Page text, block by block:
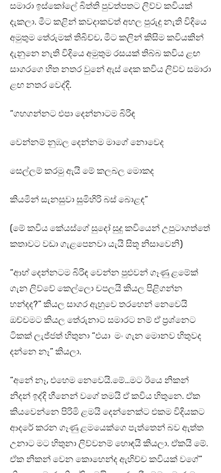
සමාරා ඉස්කෝලේ බිත්ති පුවත්පතට ලිව්ව කවියක්
දැකලා. මීට කළින් කවදාකවත් අහල පුරුදු නැති විදියෙ
අමුතුම තේරුමක් තිබිච්ච, මීට කලින් කිසිම කවියකින්
දැනුනෙ නැති විදියෙ අමුතුම රසයක් තිබ්බ කවිය ළඟ
සාගරගෙ හිත නතර වුනේ ඇස් දෙක කවිය ලිව්ව සමාරා
ළඟ නතර වෙද්දි.
“ගහගන්නට එපා දෙන්නාටම බිරිඳ
වෙන්නම් නුඹල දෙන්නම මාගේ නොවෙද
සෙල්ලම් කරමු ඇයි මේ කලබල මොකද
කියමින් සැනසුවා සුමිහිරි බස් බොළඳ”
(මේ කවිය කේයස්ගේ සුදෝ සුදු කවියෙන් උපුටාගත්තේ
කතාවට වඩා ගැළපෙනවා යැයි සිතූ නිසාවෙනි)
“ආහ් දෙන්නටම බිරිඳ වෙන්න පුළුවන් ගෑණු ළමේක්
ගැන ලිව්වේ කෙල්ලො චපලයි කියල පිළිගන්න
හන්දද?” කියල සාගර ඇහුවෙ තරහෙන් නෙවෙයි
ඔච්චමට කියල තේරුනාට සමාරට නම් ඒ ප්‍රශ්නෙට
ටිකක් ලැජ්ජත් හිතුනා “එයා මං ගැන මොනව හිතුවද
දන්නෙ නෑ” කියලා.
“අනේ නෑ, එහෙම නෙවෙයි.මේ…මට ඊයෙ නිකන්
නිදන් ඉද්දි හීනෙන් වගේ තමයි ඒ කවිය හිතුනෙ. ඒක
කියවෙන්නෙ පිරිමි ළමයි දෙන්නෙක්ට එකම විදියකට
ආදරේ කරන ගෑණු ළමයෙක්ගෙ පැත්තෙන් බව ඇත්ත
උනාට මට හිතුනා ලිව්වනම් හොඳයි කියලා. ඒකයි මේ.
ඒක නිකන් වෙන කොහෙන්ද ඇහිච්ච කවියක් වගේ”